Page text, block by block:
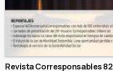
Revista Corresponsables 82